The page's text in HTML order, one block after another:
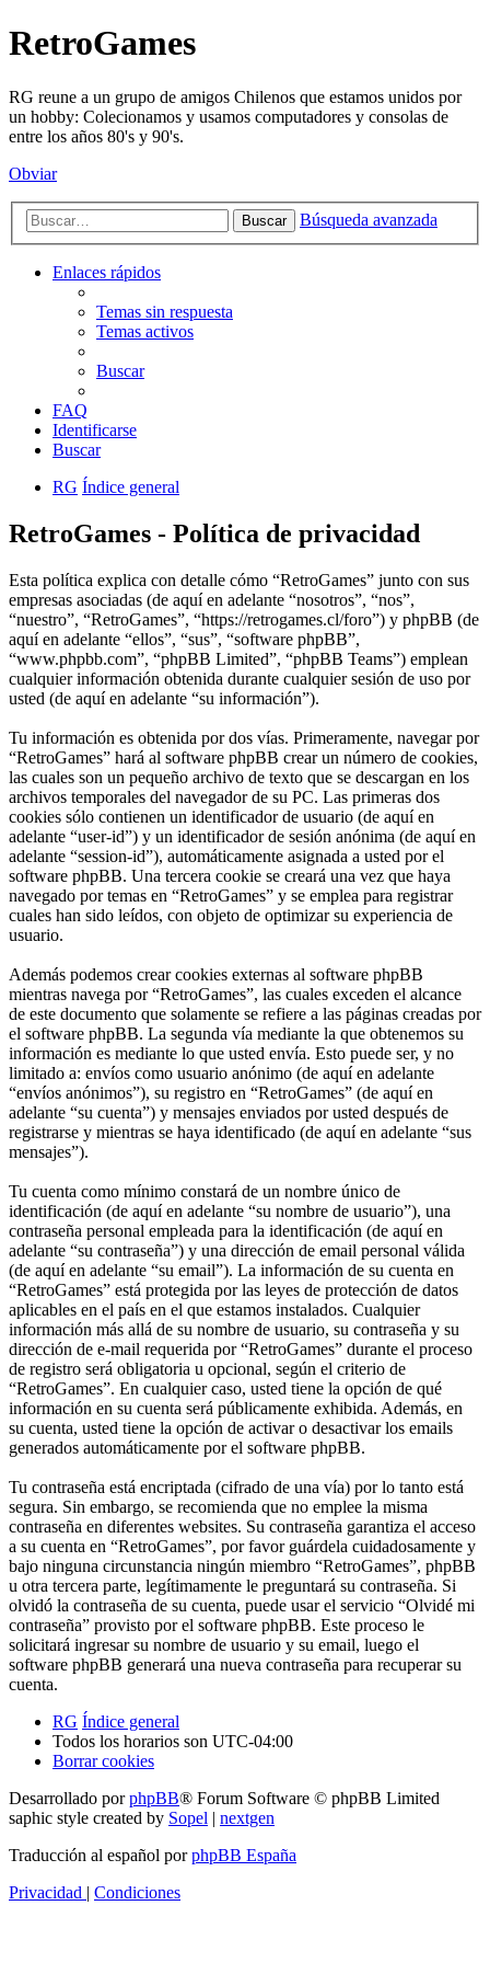
RetroGames
RG reune a un grupo de amigos Chilenos que estamos unidos por
un hobby: Colecionamos y usamos computadores y consolas de
entre los años 80's y 90's.
Obviar
Buscar Búsqueda avanzada
Enlaces rápidos
Temas sin respuesta
Temas activos
Buscar
FAQ
Identificarse
Buscar
RG Índice general
RetroGames - Política de privacidad
Esta política explica con detalle cómo “RetroGames” junto con sus
empresas asociadas (de aquí en adelante “nosotros”, “nos”,
“nuestro”, “RetroGames”, “https://retrogames.cl/foro”) y phpBB (de
aquí en adelante “ellos”, “sus”, “software phpBB”,
“www.phpbb.com”, “phpBB Limited”, “phpBB Teams”) emplean
cualquier información obtenida durante cualquier sesión de uso por
usted (de aquí en adelante “su información”).
Tu información es obtenida por dos vías. Primeramente, navegar por
“RetroGames” hará al software phpBB crear un número de cookies,
las cuales son un pequeño archivo de texto que se descargan en los
archivos temporales del navegador de su PC. Las primeras dos
cookies sólo contienen un identificador de usuario (de aquí en
adelante “user-id”) y un identificador de sesión anónima (de aquí en
adelante “session-id”), automáticamente asignada a usted por el
software phpBB. Una tercera cookie se creará una vez que haya
navegado por temas en “RetroGames” y se emplea para registrar
cuales han sido leídos, con objeto de optimizar su experiencia de
usuario.
Además podemos crear cookies externas al software phpBB
mientras navega por “RetroGames”, las cuales exceden el alcance
de este documento que solamente se refiere a las páginas creadas por
el software phpBB. La segunda vía mediante la que obtenemos su
información es mediante lo que usted envía. Esto puede ser, y no
limitado a: envíos como usuario anónimo (de aquí en adelante
“envíos anónimos”), su registro en “RetroGames” (de aquí en
adelante “su cuenta”) y mensajes enviados por usted después de
registrarse y mientras se haya identificado (de aquí en adelante “sus
mensajes”).
Tu cuenta como mínimo constará de un nombre único de
identificación (de aquí en adelante “su nombre de usuario”), una
contraseña personal empleada para la identificación (de aquí en
adelante “su contraseña”) y una dirección de email personal válida
(de aquí en adelante “su email”). La información de su cuenta en
“RetroGames” está protegida por las leyes de protección de datos
aplicables en el país en el que estamos instalados. Cualquier
información más allá de su nombre de usuario, su contraseña y su
dirección de e-mail requerida por “RetroGames” durante el proceso
de registro será obligatoria u opcional, según el criterio de
“RetroGames”. En cualquier caso, usted tiene la opción de qué
información en su cuenta será públicamente exhibida. Además, en
su cuenta, usted tiene la opción de activar o desactivar los emails
generados automáticamente por el software phpBB.
Tu contraseña está encriptada (cifrado de una vía) por lo tanto está
segura. Sin embargo, se recomienda que no emplee la misma
contraseña en diferentes websites. Su contraseña garantiza el acceso
a su cuenta en “RetroGames”, por favor guárdela cuidadosamente y
bajo ninguna circunstancia ningún miembro “RetroGames”, phpBB
u otra tercera parte, legítimamente le preguntará su contraseña. Si
olvidó la contraseña de su cuenta, puede usar el servicio “Olvidé mi
contraseña” provisto por el software phpBB. Este proceso le
solicitará ingresar su nombre de usuario y su email, luego el
software phpBB generará una nueva contraseña para recuperar su
cuenta.
RG Índice general
Todos los horarios son UTC-04:00
Borrar cookies
Desarrollado porphpBB® Forum Software © phpBB Limited
saphic style created by Sopel | nextgen
Traducción al español porphpBB España
Privacidad | Condiciones